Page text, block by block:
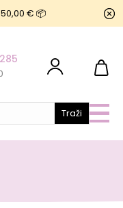
€ 📦
Traži